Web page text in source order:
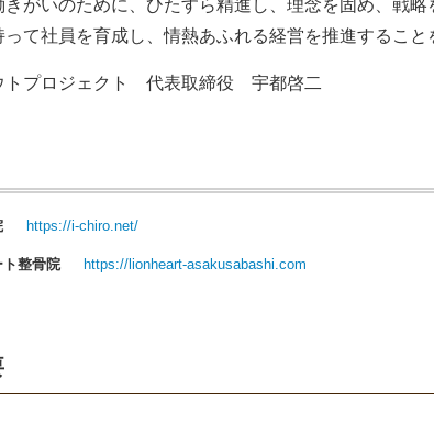
きがいのために、ひたすら精進し、理念を固め、戦
って社員を育成し、情熱あふれる経営を推進するこ
トプロジェクト 代表取締役 宇都啓二
https://i-chiro.net/
ト整骨院 https://lionheart-asakusabashi.com